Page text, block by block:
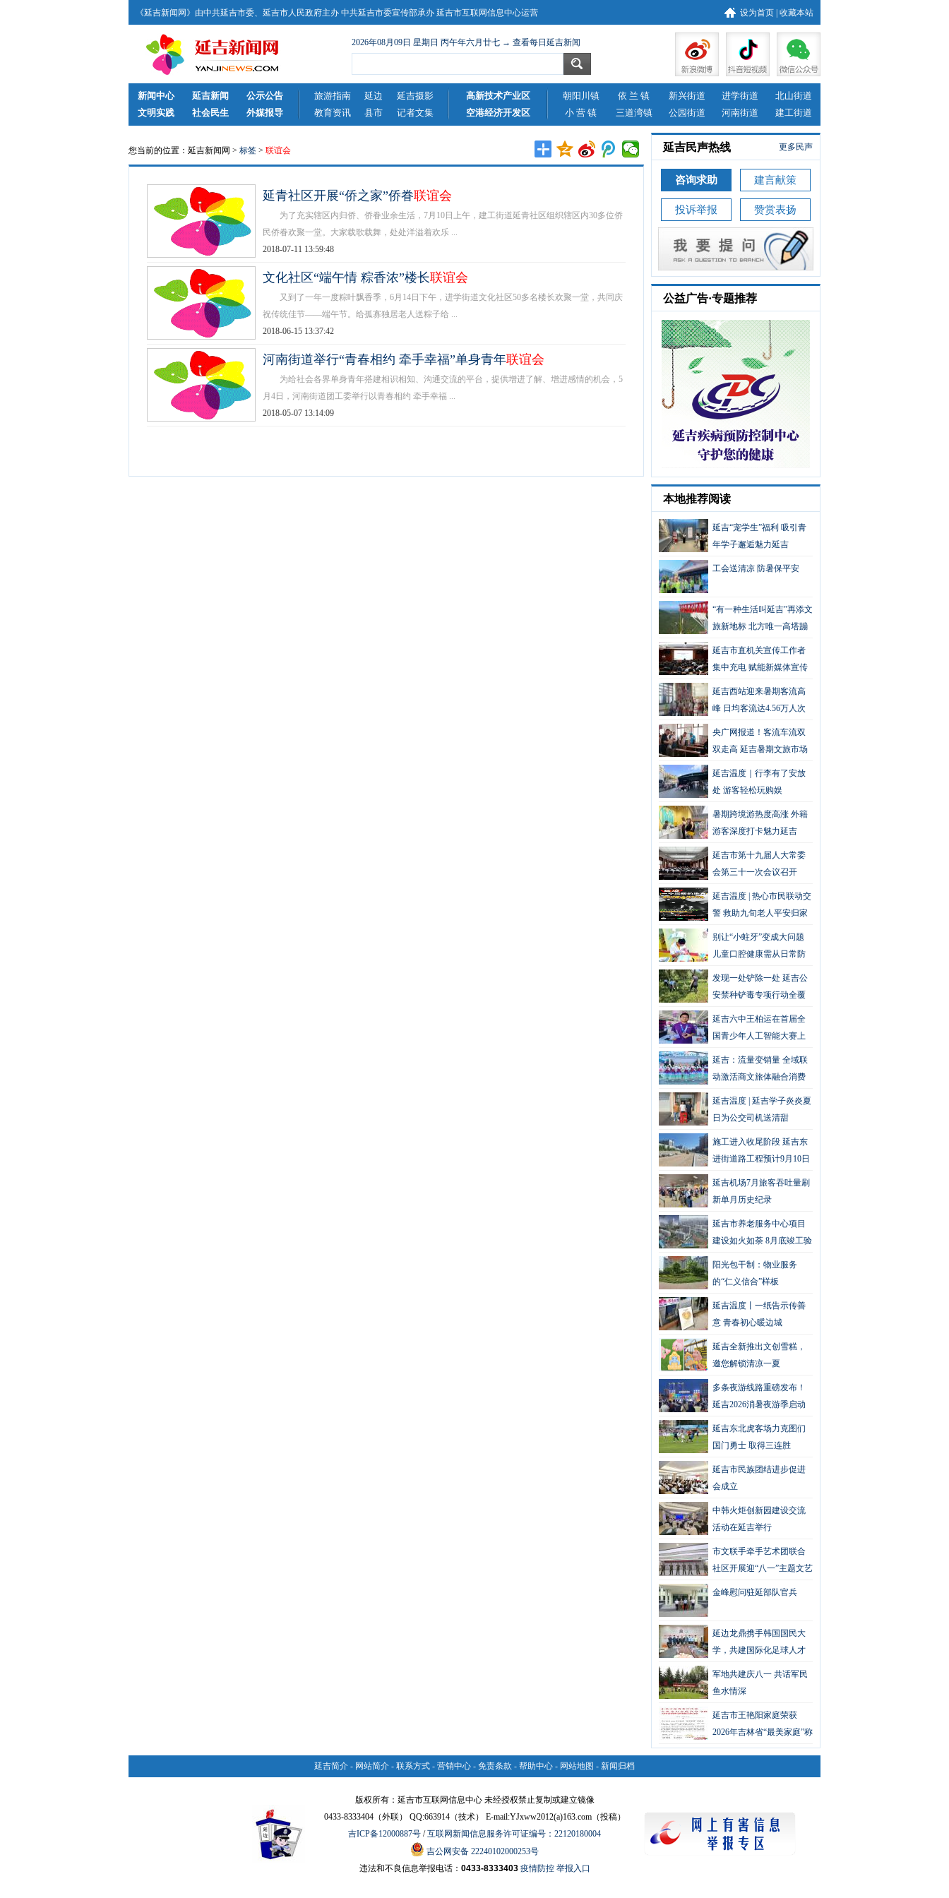
设为首页 收藏本站
《延吉新闻网》由中共延吉市委、延吉市人民政府主办 中共延吉市委宣传部承办 延吉市互联网信息中心运营
2026年08月09日 星期日 丙午年六月廿七 → 查看每日延吉新闻
新闻中心 延吉新闻 公示公告 旅游指南 延边 延吉摄影 高新技术产业区 朝阳川镇 依 兰 镇 新兴街道 进学街道
北山街道
文明实践
社会民生 外媒报导 教育资讯 县市 记者文集 空港经济开发区 小 营 镇 三道湾镇 公园街道 河南街道 建工街道
您当前的位置：延吉新闻网 > 标签 > 联谊会
延青社区开展“侨之家”侨眷联谊会
为了充实辖区内归侨、侨眷业余生活，7月10日上午，建工街道延青社区组织辖区内30多位侨
民侨眷欢聚一堂。大家载歌载舞，处处洋溢着欢乐 ...
2018-07-11 13:59:48
文化社区“端午情 粽香浓”楼长联谊会
又到了一年一度粽叶飘香季，6月14日下午，进学街道文化社区50多名楼长欢聚一堂，共同庆
祝传统佳节——端午节。给孤寡独居老人送粽子给 ...
2018-06-15 13:37:42
河南街道举行“青春相约 牵手幸福”单身青年联谊会
为给社会各界单身青年搭建相识相知、沟通交流的平台，提供增进了解、增进感情的机会，5
月4日，河南街道团工委举行以青春相约 牵手幸福 ...
2018-05-07 13:14:09
更多民声
延吉民声热线
咨询求助 建言献策
投诉举报 赞赏表扬
公益广告·专题推荐
本地推荐阅读
延吉“宠学生”福利 吸引青
年学子邂逅魅力延吉
工会送清凉 防暑保平安
“有一种生活叫延吉”再添文
旅新地标 北方唯一高塔蹦
极正式运营
延吉市直机关宣传工作者
集中充电 赋能新媒体宣传
提质增效
延吉西站迎来暑期客流高
峰 日均客流达4.56万人次
央广网报道！客流车流双
双走高 延吉暑期文旅市场
持续火爆
延吉温度｜行李有了安放
处 游客轻松玩购娱
暑期跨境游热度高涨 外籍
游客深度打卡魅力延吉
延吉市第十九届人大常委
会第三十一次会议召开
延吉温度 | 热心市民联动交
警 救助九旬老人平安归家
别让“小蛀牙”变成大问题
儿童口腔健康需从日常防
护做起
发现一处铲除一处 延吉公
安禁种铲毒专项行动全覆
盖无死角
延吉六中王柏运在首届全
国青少年人工智能大赛上
获专项奖，全国仅10人
延吉：流量变销量 全域联
动激活商文旅体融合消费
新动能
延吉温度 | 延吉学子炎炎夏
日为公交司机送清甜
施工进入收尾阶段 延吉东
进街道路工程预计9月10日
通车
延吉机场7月旅客吞吐量刷
新单月历史纪录
延吉市养老服务中心项目
建设如火如荼 8月底竣工验
收
阳光包干制：物业服务
的“仁义信合”样板
延吉温度丨一纸告示传善
意 青春初心暖边城
延吉全新推出文创雪糕，
邀您解锁清凉一夏
多条夜游线路重磅发布！
延吉2026消暑夜游季启动
仪式在布尔哈通河畔举行
延吉东北虎客场力克图们
国门勇士 取得三连胜
延吉市民族团结进步促进
会成立
中韩火炬创新园建设交流
活动在延吉举行
市文联手牵手艺术团联合
社区开展迎“八一”主题文艺
汇演
金峰慰问驻延部队官兵
延边龙鼎携手韩国国民大
学，共建国际化足球人才
培养新平台
军地共建庆八一 共话军民
鱼水情深
延吉市王艳阳家庭荣获
2026年吉林省“最美家庭”称
号
延吉简介 - 网站简介 - 联系方式 - 营销中心 - 免责条款 - 帮助中心 - 网站地图 - 新闻归档
版权所有：延吉市互联网信息中心 未经授权禁止复制或建立镜像
0433-8333404（外联） QQ:663914（技术） E-mail:YJxww2012(a)163.com（投稿）
吉ICP备12000887号 /互联网新闻信息服务许可证编号：22120180004
吉公网安备 22240102000253号
违法和不良信息举报电话： 0433-8333403 疫情防控 举报入口